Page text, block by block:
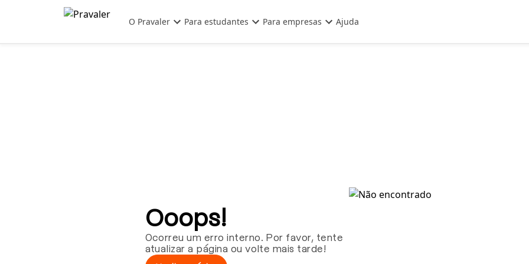
Pular para o conteúdo principal
O Pravaler Para estudantes Para empresas Ajuda
Ooops!
Ocorreu um erro interno. Por favor, tente
atualizar a página ou volte mais tarde!